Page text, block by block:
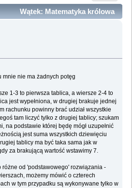
Wątek: Matematyka królowa
razy)
mnie nie ma żadnych potęg
1-3 to pierwsza tablica, a wiersze 2-4 to
jest wypełniona, w drugiej brakuje jednej
rachunku powinny brać udział wszystkie
tam liczyć tylko z drugiej tablicy; szukam
na podstawie której będę mógł uzupełnić
jest suma wszystkich dziewięciu
tablicy ma być taka sama jak w
za brakującą wartość wstawimy 7.
różne od 'podstawowego' rozwiązania -
możemy mówić o czterech
w tym przypadku są wykonywane tylko w